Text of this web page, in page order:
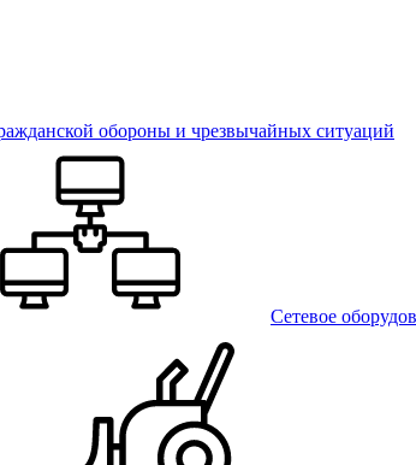
обороны и чрезвычайных ситуаций
Сетевое